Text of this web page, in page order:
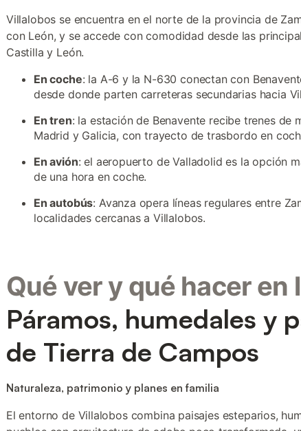
Villalobos se encuentra en el norte de la provincia de
con León, y se accede con comodidad desde las
Castilla y León.
En coche: la A-6 y la N-630 conectan con
desde donde parten carreteras secundarias hacia
En tren: la estación de Benavente recibe trenes de
Madrid y Galicia, con trayecto de trasbordo en
En avión: el aeropuerto de Valladolid es la opción
de una hora en coche.
En autobús: Avanza opera líneas regulares entre
localidades cercanas a Villalobos.
Qué ver y qué hacer en
Páramos, humedales y
de Tierra de Campos
Naturaleza, patrimonio y planes en familia
El entorno de Villalobos combina paisajes esteparios,